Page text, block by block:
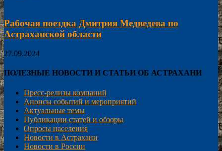
Рабочая поездка Дмитрия Медведева по
Астраханской области
27.09.2024
ПОЛЕЗНЫЕ НОВОСТИ И СТАТЬИ ОБ АСТРАХАНИ
Пресс-релизы компаний
Анонсы событий и мероприятий
Актуальные темы
Публикации статей и обзоры
Опросы населения
Новости в Астрахани
Новости в России